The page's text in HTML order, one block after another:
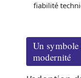
fiabilité
Un symbole
modernité